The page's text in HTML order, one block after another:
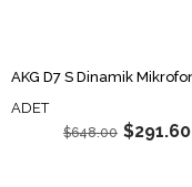
ADET
$291.60
$648.00